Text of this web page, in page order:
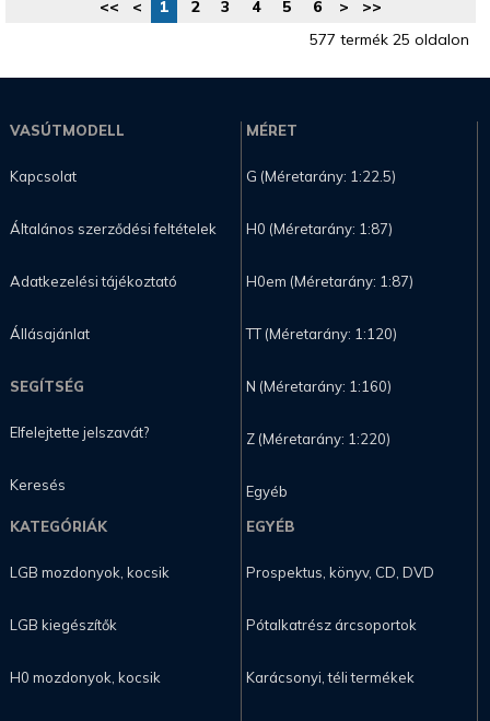
<< < 1 2 3 4 5 6 >
>>
577 termék 25 oldalon
VASÚTMODELL
Kapcsolat
Általános szerződési feltételek
Adatkezelési tájékoztató
Állásajánlat
SEGÍTSÉG
Elfelejtette jelszavát?
Keresés
MÉRET
G (Méretarány: 1:22.5)
H0 (Méretarány: 1:87)
H0em (Méretarány: 1:87)
TT (Méretarány: 1:120)
N (Méretarány: 1:160)
Z (Méretarány: 1:220)
Egyéb
KATEGÓRIÁK
LGB mozdonyok, kocsik
LGB kiegészítők
H0 mozdonyok, kocsik
EGYÉB
Prospektus, könyv, CD, DVD
Pótalkatrész árcsoportok
Karácsonyi, téli termékek